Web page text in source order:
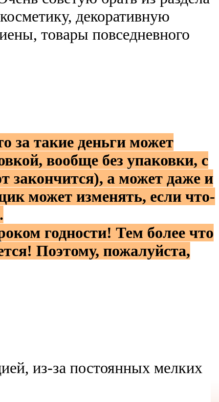
декоративную
товары повседневного
за такие деньги может
вообще без упаковки, с
закончится), а может даже и
может изменять, если что-
годности! Тем более что
Поэтому, пожалуйста,
из-за постоянных мелких